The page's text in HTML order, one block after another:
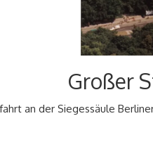
Großer
an der Siegessäule